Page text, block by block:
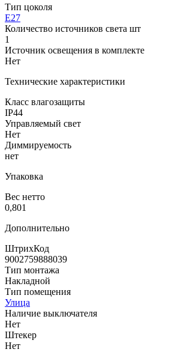
Тип цоколя
E27
Количество источников света шт
1
Источник освещения в комплекте
Нет
Технические характеристики
Класс влагозащиты
IP44
Управляемый свет
Нет
Диммируемость
нет
Упаковка
Вес нетто
0,801
Дополнительно
ШтрихКод
9002759888039
Тип монтажа
Накладной
Тип помещения
Улица
Наличие выключателя
Нет
Штекер
Нет